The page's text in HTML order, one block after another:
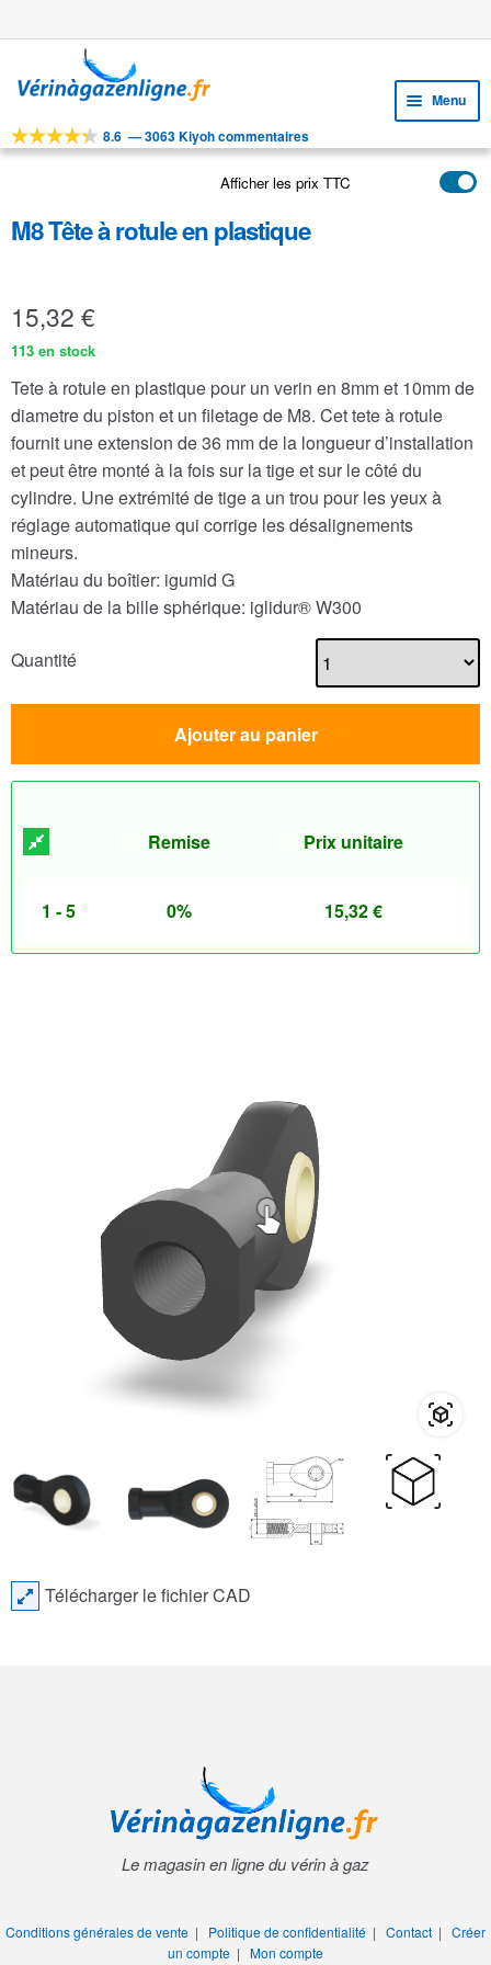
à
navigation
au
Menu
OUTILS
le
menu
APPLICATIONS
FAQ
8.6 —3063 Kiyoh commentaires
Afficher les prix TTC
M8 Tête à rotule en plastique
15,32 €
113 en stock
Tete à rotule en plastique pour un verin en 8mm et 10mm de
diametre du piston et un filetage de M8. Cet tete à rotule
fournit une extension de 36 mm de la longueur d’installation
et peut être monté à la fois sur la tige et sur le côté du
cylindre. Une extrémité de tige a un trou pour les yeux à
réglage automatique qui corrige les désalignements
mineurs.
Matériau du boîtier: igumid G
Matériau de la bille sphérique: iglidur® W300
Quantité
Ajouter au panier
Remise Prix unitaire
1 - 5 0% 15,32€
Télécharger le fichier CAD
Le magasin en ligne du vérin à gaz
Conditions générales de vente | Politique de confidentialité | Contact | Créer
un compte | Mon compte